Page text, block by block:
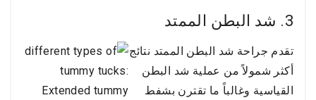
3. شد البطن الممتد
تقدم جراحة شد البطن الممتد نتائج
أكثر شمولاً من عملية شد البطن
القياسية وغالباً ما تقترن بشفط